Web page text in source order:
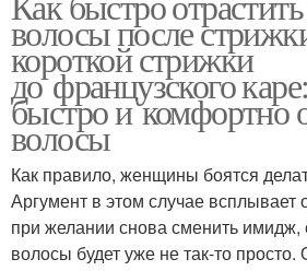
волосы после
короткой стрижки
до французского
быстро и комфортно
волосы
Как правило, женщины боятся
Аргумент в этом случае всплывает
при желании снова сменить имидж,
волосы будет уже не так-то